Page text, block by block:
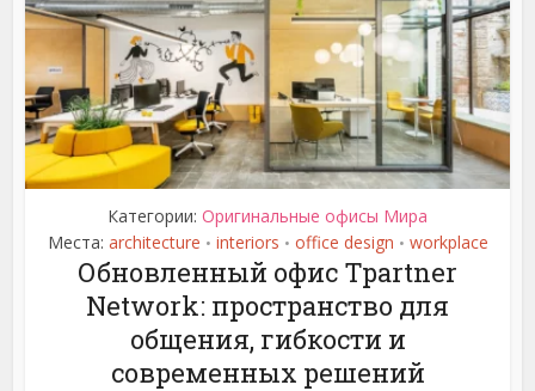
Категории: Оригинальные офисы Мира
Места: architecture • interiors • office design • workplace
Обновленный офис Tpartner
Network: пространство для
общения, гибкости и
современных решений